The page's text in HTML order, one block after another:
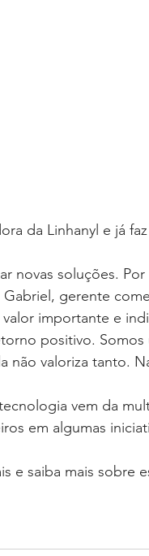
da Linhanyl e já
novas soluções.
gerente
importante e
positivo. Somos
não valoriza tanto.
vem da
em algumas
e saiba mais sobre